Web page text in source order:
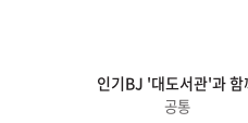
인기BJ '대도서관'과 함
공통